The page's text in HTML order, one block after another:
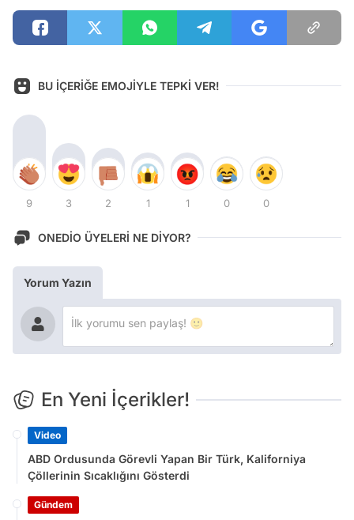
BU İÇERİĞE EMOJİYLE TEPKİ VER!
9 3 2 1 1 0 0
ONEDİO ÜYELERİ NE DİYOR?
Yorum Yazın
En Yeni İçerikler!
Video
ABD Ordusunda Görevli Yapan Bir Türk, Kaliforniya
Çöllerinin Sıcaklığını Gösterdi
Gündem